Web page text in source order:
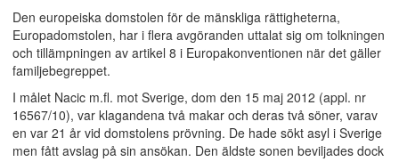
Den europeiska domstolen för de mänskliga rättigheterna,
Europadomstolen, har i flera avgöranden uttalat sig om tolkningen
och tillämpningen av artikel 8 i Europakonventionen när det gäller
familjebegreppet.
I målet Nacic m.fl. mot Sverige, dom den 15 maj 2012 (appl. nr
16567/10), var klagandena två makar och deras två söner, varav
en var 21 år vid domstolens prövning. De hade sökt asyl i Sverige
men fått avslag på sin ansökan. Den äldste sonen beviljades dock